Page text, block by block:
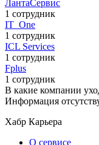
ЛантаСервис
1 сотрудник
IT_One
1 сотрудник
ICL Services
1 сотрудник
Fplus
1 сотрудник
В какие компании
Информация
Хабр Карьера
О сервисе